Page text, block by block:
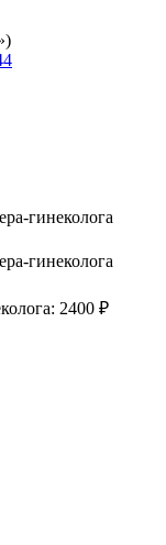
гинеколога
гинеколога
2400 ₽